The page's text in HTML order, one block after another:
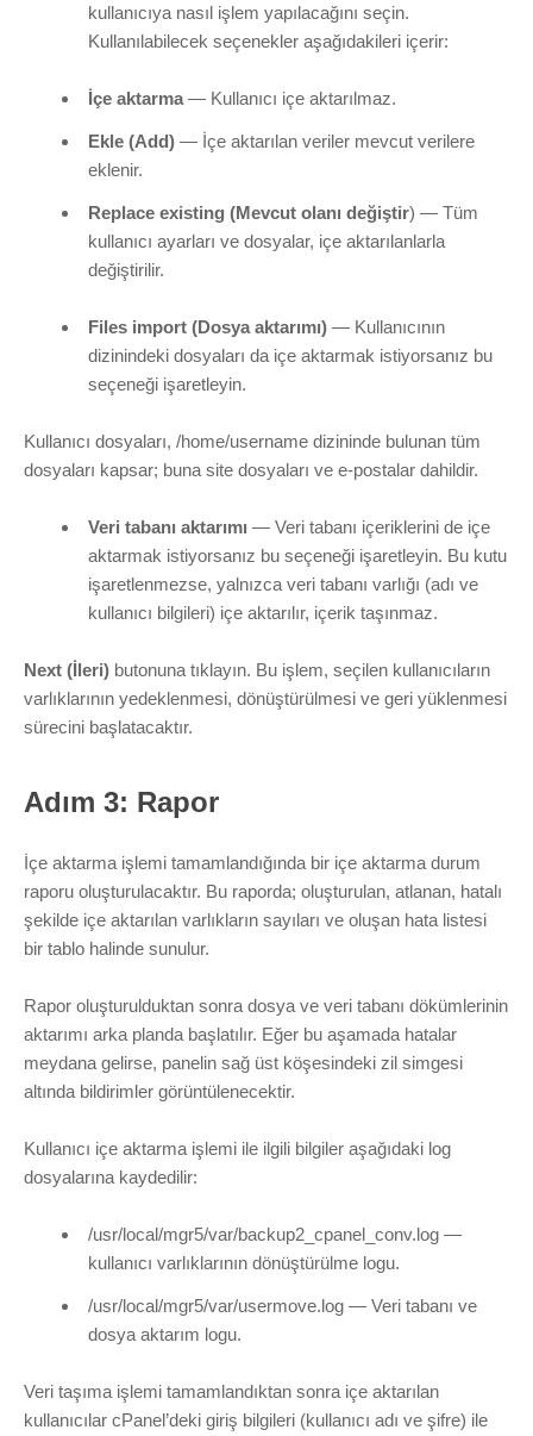
kullanıcıya nasıl işlem yapılacağını seçin.
Kullanılabilecek seçenekler aşağıdakileri içerir:
İçe aktarma — Kullanıcı içe aktarılmaz.
Ekle (Add) — İçe aktarılan veriler mevcut verilere
eklenir.
Replace existing (Mevcut olanı değiştir) — Tüm
kullanıcı ayarları ve dosyalar, içe aktarılanlarla
değiştirilir.
Files import (Dosya aktarımı) — Kullanıcının
dizinindeki dosyaları da içe aktarmak istiyorsanız bu
seçeneği işaretleyin.
Kullanıcı dosyaları, /home/username dizininde bulunan tüm
dosyaları kapsar; buna site dosyaları ve e-postalar dahildir.
Veri tabanı aktarımı — Veri tabanı içeriklerini de içe
aktarmak istiyorsanız bu seçeneği işaretleyin. Bu kutu
işaretlenmezse, yalnızca veri tabanı varlığı (adı ve
kullanıcı bilgileri) içe aktarılır, içerik taşınmaz.
Next (İleri) butonuna tıklayın. Bu işlem, seçilen kullanıcıların
varlıklarının yedeklenmesi, dönüştürülmesi ve geri yüklenmesi
sürecini başlatacaktır.
Adım 3: Rapor
İçe aktarma işlemi tamamlandığında bir içe aktarma durum
raporu oluşturulacaktır. Bu raporda; oluşturulan, atlanan, hatalı
şekilde içe aktarılan varlıkların sayıları ve oluşan hata listesi
bir tablo halinde sunulur.
Rapor oluşturulduktan sonra dosya ve veri tabanı dökümlerinin
aktarımı arka planda başlatılır. Eğer bu aşamada hatalar
meydana gelirse, panelin sağ üst köşesindeki zil simgesi
altında bildirimler görüntülenecektir.
Kullanıcı içe aktarma işlemi ile ilgili bilgiler aşağıdaki log
dosyalarına kaydedilir:
/usr/local/mgr5/var/backup2_cpanel_conv.log —
kullanıcı varlıklarının dönüştürülme logu.
/usr/local/mgr5/var/usermove.log — Veri tabanı ve
dosya aktarım logu.
Veri taşıma işlemi tamamlandıktan sonra içe aktarılan
kullanıcılar cPanel’deki giriş bilgileri (kullanıcı adı ve şifre) ile